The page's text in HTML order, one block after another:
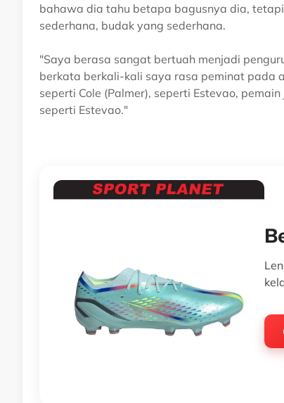
bahawa dia tahu betapa bagusnya dia,
sederhana, budak yang sederhana.
"Saya berasa sangat bertuah menjadi
berkata berkali-kali saya rasa peminat pada
seperti Cole (Palmer), seperti Estevao,
seperti Estevao."